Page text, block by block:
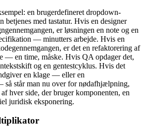
en brugerdefineret dropdown-
betjenes med tastatur. Hvis en designer
er løsningen en note og en
— minutters arbejde. Hvis en
er det en refaktorering af
— en time, måske. Hvis QA opdager det,
og en gentestcyklus. Hvis det
en klage — eller en
står man nu over for nødafhjælpning,
hver side, der bruger komponenten, en
juridisk eksponering.